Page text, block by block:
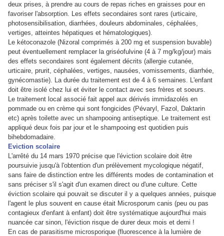
deux prises, à prendre au cours de repas riches en graisses pour en
favoriser l'absorption. Les effets secondaires sont rares (urticaire,
photosensibilisation, diarrhées, douleurs abdominales, céphalées,
vertiges, atteintes hépatiques et hématologiques).
Le kétoconazole (Nizoral comprimés à 200 mg et suspension buvable)
peut éventuellement remplacer la griséofulvine (4 à 7 mg/kg/jour) mais
des effets secondaires sont également décrits (allergie cutanée,
urticaire, prurit, céphalées, vertiges, nausées, vomissements, diarrhée,
gynécomastie). La durée du traitement est de 4 à 6 semaines. L'enfant
doit être isolé chez lui et éviter le contact avec ses frères et soeurs.
Le traitement local associé fait appel aux dérivés immidazolés en
pommade ou en crème qui sont fongicides (Pévaryl, Fazol, Daktarin
etc) après toilette avec un shampooing antiseptique. Le traitement est
appliqué deux fois par jour et le shampooing est quotidien puis
bihebdomadaire.
Eviction scolaire
L'arrêté du 14 mars 1970 précise que l'éviction scolaire doit être
poursuivie jusqu'à l'obtention d'un prélèvement mycologique négatif,
sans faire de distinction entre les différents modes de contamination et
sans préciser s'il s'agit d'un examen direct ou d'une culture. Cette
éviction scolaire qui pouvait se discuter il y a quelques années, puisque
l'agent le plus souvent en cause était Microsporum canis (peu ou pas
contagieux d'enfant à enfant) doit être systématique aujourd'hui mais
nuancée car sinon, l'éviction risque de durer deux mois et demi !
En cas de parasitisme microsporique (fluorescence à la lumière de